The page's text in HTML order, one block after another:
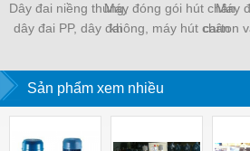
Dây đai niềng thùng,
dây đai PP, dây đai
Máy đóng gói hút chân
không, máy hút chân
Máy
carton
Sản phẩm xem nhiều